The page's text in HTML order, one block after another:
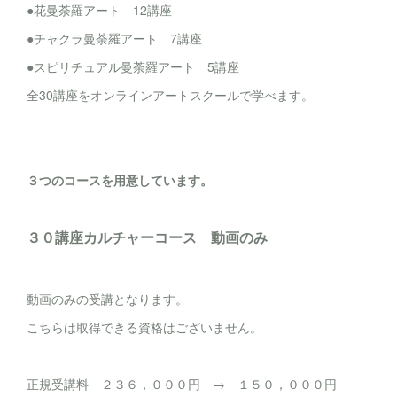
●花曼荼羅アート 12講座
●チャクラ曼荼羅アート 7講座
●スピリチュアル曼荼羅アート 5講座
全30講座をオンラインアートスクールで学べます。
３つのコースを用意しています。
３０講座カルチャーコース 動画のみ
動画のみの受講となります。
こちらは取得できる資格はございません。
正規受講料 ２３６，０００円 → １５０，０００円